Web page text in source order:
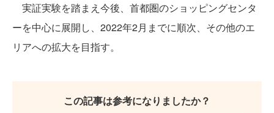
実証実験を踏まえ今後、首都圏のショッピングセンタ
ーを中心に展開し、2022年2月までに順次、その他のエ
リアへの拡大を目指す。
この記事は参考になりましたか？